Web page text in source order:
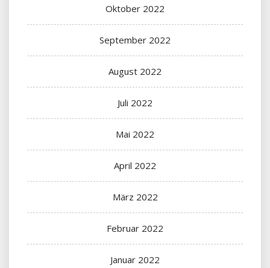
Oktober 2022
September 2022
August 2022
Juli 2022
Mai 2022
April 2022
März 2022
Februar 2022
Januar 2022